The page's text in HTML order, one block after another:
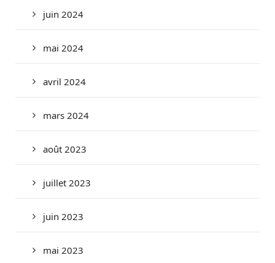
juin 2024
mai 2024
avril 2024
mars 2024
août 2023
juillet 2023
juin 2023
mai 2023